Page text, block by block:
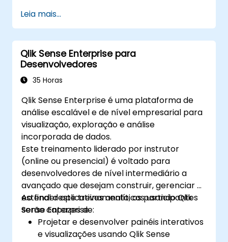
entre dados para análise aprimorada.
Aprenda diferentes tipos de visualizações
na compreensão de dados.
Leia mais...
Qlik Sense Enterprise para
Desenvolvedores
35 Horas
Qlik Sense Enterprise é uma plataforma de
análise escalável e de nível empresarial para
visualização, exploração e análise
incorporada de dados.
Este treinamento liderado por instrutor
(online ou presencial) é voltado para
desenvolvedores de nível intermediário a
avançado que desejam construir, gerenciar e
estender aplicativos analíticos usando Qlik
Sense Enterprise.
Ao final deste treinamento, os participantes
serão capazes de:
Projetar e desenvolver painéis interativos
e visualizações usando Qlik Sense